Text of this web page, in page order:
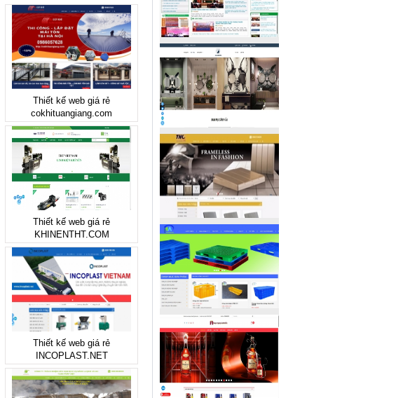
Thiết kế web giá rẻ
cokhituangiang.com
Thiết kế web giá rẻ
KHINENTHT.COM
Thiết kế web giá rẻ
INCOPLAST.NET